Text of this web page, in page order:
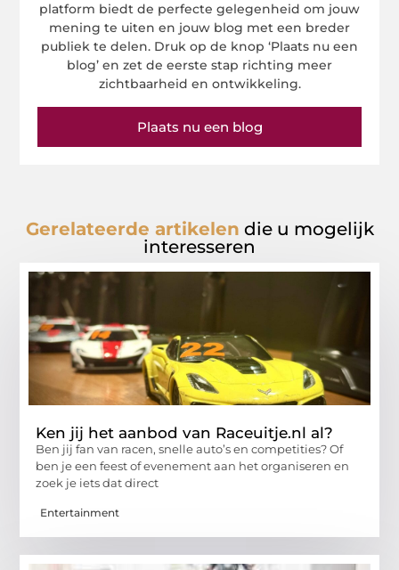
platform biedt de perfecte gelegenheid om jouw
mening te uiten en jouw blog met een breder
publiek te delen. Druk op de knop ‘Plaats nu een
blog’ en zet de eerste stap richting meer
zichtbaarheid en ontwikkeling.
Plaats nu een blog
Gerelateerde artikelen die u mogelijk
interesseren
Ken jij het aanbod van Raceuitje.nl al?
Ben jij fan van racen, snelle auto’s en competities? Of
ben je een feest of evenement aan het organiseren en
zoek je iets dat direct
Entertainment